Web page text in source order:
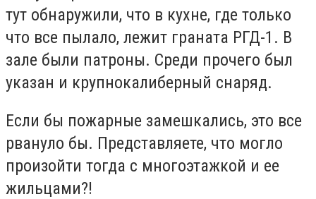
тут обнаружили, что в кухне, где только
что все пылало, лежит граната РГД-1. В
зале были патроны. Среди прочего был
указан и крупнокалиберный снаряд.
Если бы пожарные замешкались, это все
рвануло бы. Представляете, что могло
произойти тогда с многоэтажкой и ее
жильцами?!